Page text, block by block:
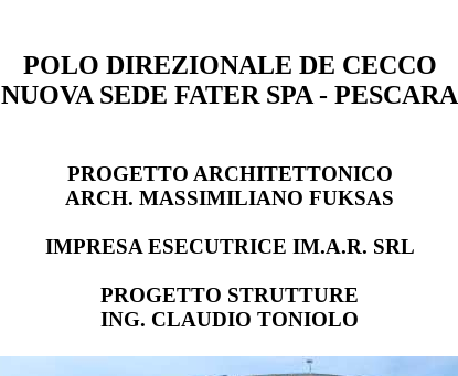
POLO DIREZIONALE DE CECCO
NUOVA SEDE FATER SPA - PESCARA
PROGETTO ARCHITETTONICO
ARCH. MASSIMILIANO FUKSAS
IMPRESA ESECUTRICE IM.A.R. SRL
PROGETTO STRUTTURE
ING. CLAUDIO TONIOLO